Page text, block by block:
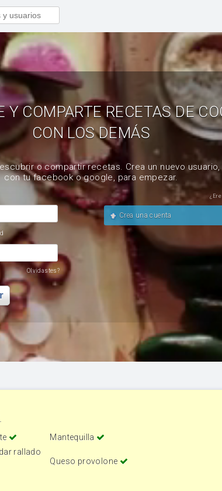
Y COMPARTE RECETAS DE
CON LOS DEMÁS
o compartir recetas. Crea un nuevo
con tu facebook o google, para empezar.
Olvidastes?
Crea una cuenta
Mantequilla
rallado
Queso provolone